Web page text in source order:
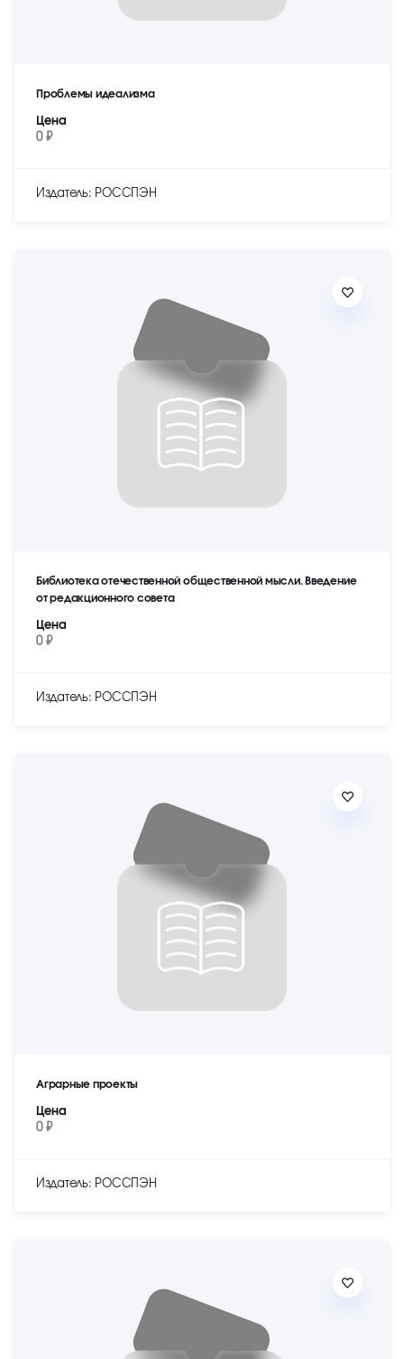
Проблемы идеализма
Цена
0 ₽
Издатель: РОССПЭН
Библиотека отечественной общественной мысли. Введение
от редакционного совета
Цена
0 ₽
Издатель: РОССПЭН
Аграрные проекты
Цена
0 ₽
Издатель: РОССПЭН